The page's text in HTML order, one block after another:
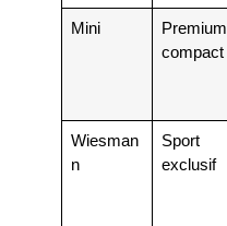
Mini
Premium
compact
Wiesman
n
Sport
exclusif